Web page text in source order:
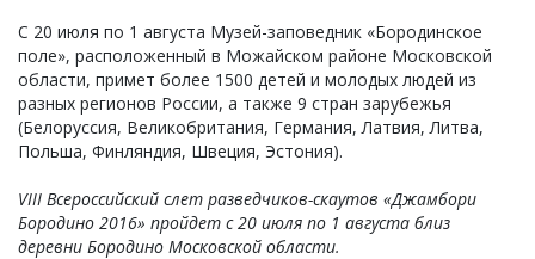
С 20 июля по 1 августа Музей-заповедник «Бородинское
поле», расположенный в Можайском районе Московской
области, примет более 1500 детей и молодых людей из
разных регионов России, а также 9 стран зарубежья
(Белоруссия, Великобритания, Германия, Латвия, Литва,
Польша, Финляндия, Швеция, Эстония).
VIII Всероссийский слет разведчиков-скаутов «Джамбори
Бородино 2016» пройдет с 20 июля по 1 августа близ
деревни Бородино Московской области.